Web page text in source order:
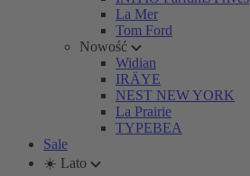
La Mer
Tom Ford
Nowość
Widian
IRÄYE
NEST NEW YORK
La Prairie
TYPEBEA
Sale
☀️ Lato